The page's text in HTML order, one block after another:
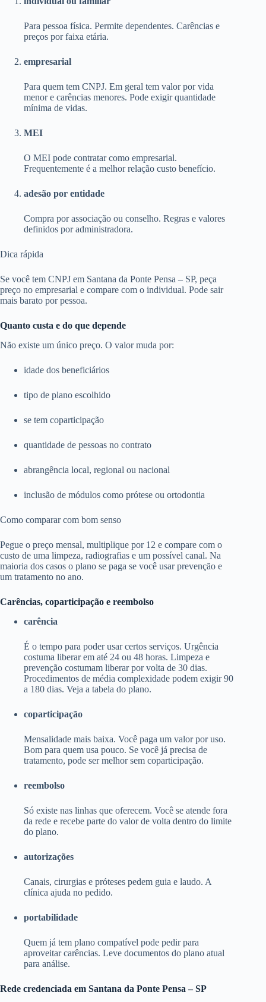
Para pessoa física. Permite dependentes. Carências e
preços por faixa etária.
empresarial
Para quem tem CNPJ. Em geral tem valor por vida
menor e carências menores. Pode exigir quantidade
mínima de vidas.
MEI
O MEI pode contratar como empresarial.
Frequentemente é a melhor relação custo benefício.
adesão por entidade
Compra por associação ou conselho. Regras e valores
definidos por administradora.
Dica rápida
Se você tem CNPJ em Santana da Ponte Pensa – SP, peça
preço no empresarial e compare com o individual. Pode sair
mais barato por pessoa.
Quanto custa e do que depende
Não existe um único preço. O valor muda por:
idade dos beneficiários
tipo de plano escolhido
se tem coparticipação
quantidade de pessoas no contrato
abrangência local, regional ou nacional
inclusão de módulos como prótese ou ortodontia
Como comparar com bom senso
Pegue o preço mensal, multiplique por 12 e compare com o
custo de uma limpeza, radiografias e um possível canal. Na
maioria dos casos o plano se paga se você usar prevenção e
um tratamento no ano.
Carências, coparticipação e reembolso
carência
É o tempo para poder usar certos serviços. Urgência
costuma liberar em até 24 ou 48 horas. Limpeza e
prevenção costumam liberar por volta de 30 dias.
Procedimentos de média complexidade podem exigir 90
a 180 dias. Veja a tabela do plano.
coparticipação
Mensalidade mais baixa. Você paga um valor por uso.
Bom para quem usa pouco. Se você já precisa de
tratamento, pode ser melhor sem coparticipação.
reembolso
Só existe nas linhas que oferecem. Você se atende fora
da rede e recebe parte do valor de volta dentro do limite
do plano.
autorizações
Canais, cirurgias e próteses pedem guia e laudo. A
clínica ajuda no pedido.
portabilidade
Quem já tem plano compatível pode pedir para
aproveitar carências. Leve documentos do plano atual
para análise.
Rede credenciada em Santana da Ponte Pensa – SP